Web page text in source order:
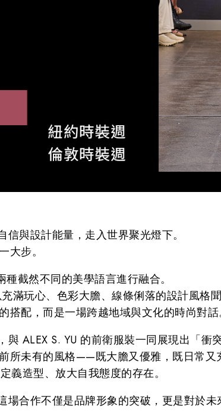
與設計能量，走入世界聚光燈下。
大步。
截然不同的美學語言進行融合。
滿玩心、色彩大膽、線條俐落的設計風格
配，而是一場跨越地域與文化的時尚對話
ALEX S. YU 的前衛服裝一同展現出「衝
所未有的風格——既大膽又優雅，既日常又
義造型、放大自我態度的存在。
合作不僅是品牌形象的突破，更是對於